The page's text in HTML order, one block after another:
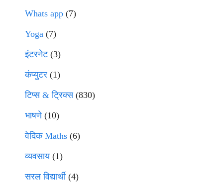
Whats app (7)
Yoga (7)
इंटरनेट(3)
कंप्युटर (1)
टिप्स & ट्रिक्स(830)
भाषणे(10)
वेदिक Maths (6)
व्यवसाय(1)
सरल विद्यार्थी(4)